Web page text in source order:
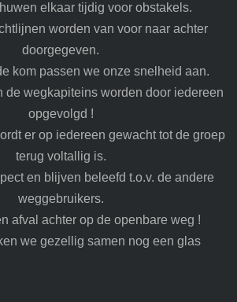
elkaar tijdig voor obstakels.
worden van voor naar achter
doorgegeven.
kom passen we onze snelheid aan.
de wegkapiteins worden door iedereen
opgevolgd !
er op iedereen gewacht tot de groep
terug voltallig is.
en blijven beleefd t.o.v. de andere
weggebruikers.
afval achter op de openbare weg !
we gezellig samen nog een glas